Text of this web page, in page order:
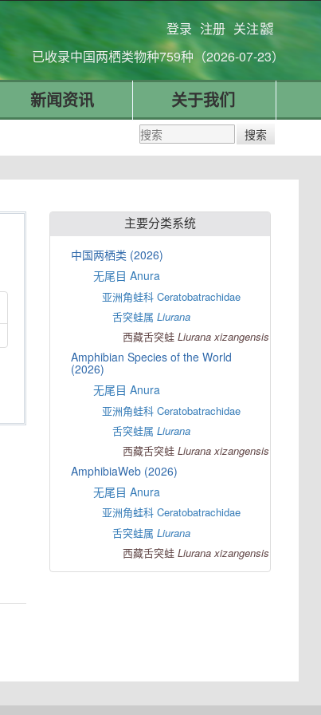
登录 注册 关注
已收录中国两栖类物种759种（2026-07-23）
新闻资讯 关于我们
主要分类系统
中国两栖类 (2026)
无尾目 Anura
亚洲角蛙科 Ceratobatrachidae
舌突蛙属Liurana
西藏舌突蛙Liurana xizangensis
Amphibian Species of the World
(2026)
无尾目 Anura
亚洲角蛙科 Ceratobatrachidae
舌突蛙属Liurana
西藏舌突蛙Liurana xizangensis
AmphibiaWeb (2026)
无尾目 Anura
亚洲角蛙科 Ceratobatrachidae
舌突蛙属Liurana
西藏舌突蛙Liurana xizangensis